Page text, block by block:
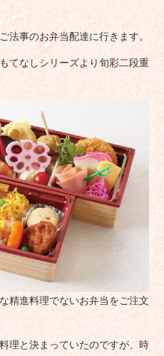
法事のお弁当配達に行きます。
てなしシリーズより旬彩二段重
精進料理でないお弁当をご注文
理と決まっていたのですが、時